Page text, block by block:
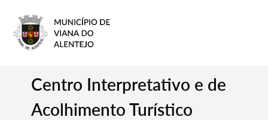
Centro Interpretativo e de
Acolhimento Turístico